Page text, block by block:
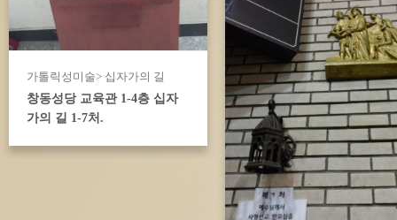
가톨릭성미술> 십자가의 길
창동성당 교육관 1-4층 십자
가의 길 1-7처.